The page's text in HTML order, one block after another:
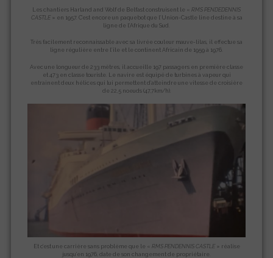
Les chantiers Harland and Wolf de Belfast construisent le « RMS PENDEDENNIS
CASTLE» en 1957. C’est encore un paquebot que l’Union-Castle line destine à sa
ligne de l’Afrique du Sud.
Très facilement reconnaissable avec sa livrée couleur mauve-lilas, il effectue sa
ligne régulière entre l’île et le continent Africain de 1959 à 1976.
Avec une longueur de 233 mètres, il accueille 197 passagers en première classe
et 473 en classe touriste. Le navire est équipé de turbines à vapeur qui
entrainent deux hélices qui lui permettent d’atteindre une vitesse de croisière
de 22,5 noeuds (47,7km/h).
Et c’est une carrière sans problème que le « RMS PENDENNIS CASTLE» réalise
jusqu’en 1976, date de son changement de propriétaire.